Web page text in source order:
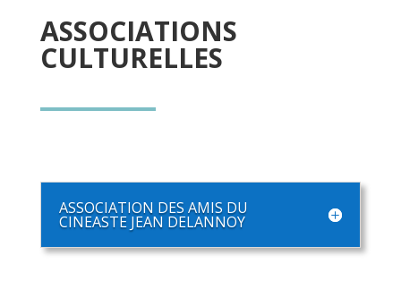
ASSOCIATIONS
CULTURELLES
ASSOCIATION DES AMIS DU
CINEASTE JEAN DELANNOY